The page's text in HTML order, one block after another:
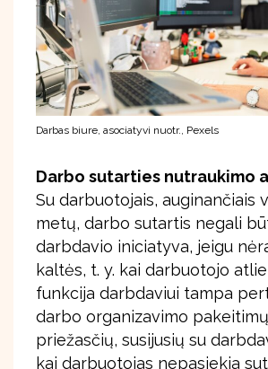
Darbas biure, asociatyvi nuotr., Pexels
Darbo sutarties nutraukimo
Su darbuotojais, auginančiais
metų, darbo sutartis negali
darbdavio iniciatyva, jeigu
kaltės, t. y. kai darbuotojo
funkcija darbdaviui tampa
darbo organizavimo
priežasčių, susijusių su
kai darbuotojas nepasiekia